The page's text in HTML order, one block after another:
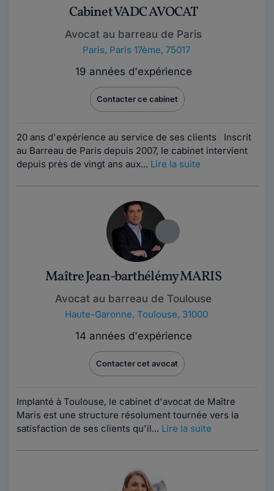
Cabinet VADC AVOCAT
Avocat au barreau de Paris
Paris, Paris 17ème, 75017
19 années d'expérience
Contacter ce cabinet
20 ans d'expérience au service de ses clients Inscrit
au Barreau de Paris depuis 2007, le cabinet intervient
depuis près de vingt ans aux... Lire la suite
Maître Jean-barthélémy MARIS
Avocat au barreau de Toulouse
Haute-Garonne, Toulouse, 31000
14 années d'expérience
Contacter cet avocat
Implanté à Toulouse, le cabinet d'avocat de Maître
Maris est une structure résolument tournée vers la
satisfaction de ses clients qu'il... Lire la suite